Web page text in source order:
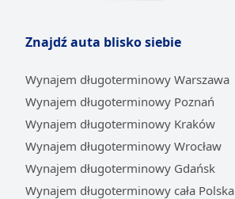
Znajdź auta blisko siebie
Wynajem długoterminowy Warszawa
Wynajem długoterminowy Poznań
Wynajem długoterminowy Kraków
Wynajem długoterminowy Wrocław
Wynajem długoterminowy Gdańsk
Wynajem długoterminowy cała Polska